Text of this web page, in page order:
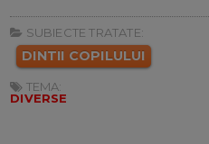
SUBIECTE TRATATE:
DINTII COPILULUI
TEMA:
DIVERSE